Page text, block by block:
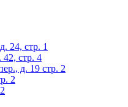
24, стр. 1
стр. 4
д. 19 стр. 2
2